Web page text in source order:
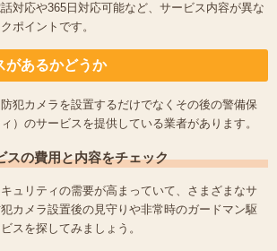
対応や365日対応可能など、サービス内容が異な
ポイントです。
があるかどうか
犯カメラを設置するだけでなくその後の警備保
）のサービスを提供している業者があります。
スの費用と内容をチェック
ュリティの需要が高まっていて、さまざまなサ
カメラ設置後の見守りや非常時のガードマン駆
スを探してみましょう。